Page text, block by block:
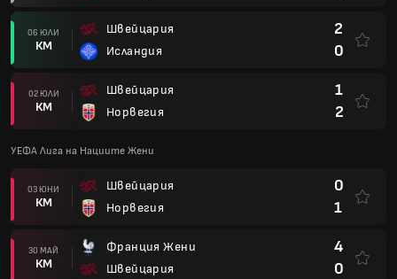
06 ЮЛИ
КМ
Швейцария
Исландия
2
0
02 ЮЛИ
КМ
Швейцария
Норвегия
1
2
УЕФА Лига на Нациите Жени
03 ЮНИ
КМ
Швейцария
Норвегия
0
1
30 МАЙ
КМ
Франция Жени
Швейцария
4
0